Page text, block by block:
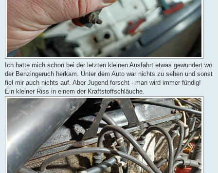
Ich hatte mich schon bei der letzten kleinen Ausfahrt etwas gewundert wo
der Benzingeruch herkam. Unter dem Auto war nichts zu sehen und sonst
fiel mir auch nichts auf. Aber Jugend forscht - man wird immer fündig!
Ein kleiner Riss in einem der Kraftstoffschläuche.